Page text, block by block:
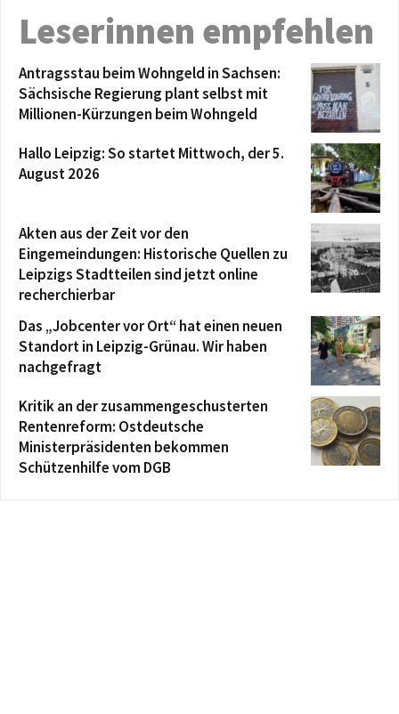
Leserinnen empfehlen
Antragsstau beim Wohngeld in Sachsen:
Sächsische Regierung plant selbst mit
Millionen-Kürzungen beim Wohngeld
Hallo Leipzig: So startet Mittwoch, der 5.
August 2026
Akten aus der Zeit vor den
Eingemeindungen: Historische Quellen zu
Leipzigs Stadtteilen sind jetzt online
recherchierbar
Das „Jobcenter vor Ort“ hat einen neuen
Standort in Leipzig-Grünau. Wir haben
nachgefragt
Kritik an der zusammengeschusterten
Rentenreform: Ostdeutsche
Ministerpräsidenten bekommen
Schützenhilfe vom DGB